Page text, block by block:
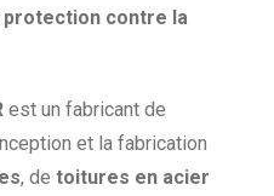
protection contre la
est un fabricant de
et la fabrication
, de toitures en acier